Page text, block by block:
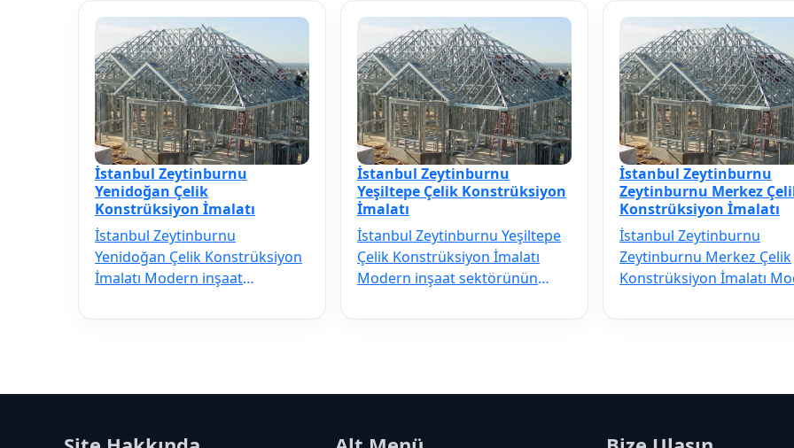
İstanbul Zeytinburnu
Yenidoğan Çelik
Konstrüksiyon İmalatı
İstanbul Zeytinburnu
Yenidoğan Çelik Konstrüksiyon
İmalatı Modern inşaat
İstanbul Zeytinbur…
İstanbul Zeytinburnu
Yeşiltepe Çelik Konstrüksiyon
İmalatı
İstanbul Zeytinburnu Yeşiltepe
Çelik Konstrüksiyon İmalatı
Modern inşaat sektörünün
Zeytinbur…
İstanbul Zeytinburnu
Zeytinburnu Merkez
Konstrüksiyon İmalatı
İstanbul Zeytinburnu
Zeytinburnu Merkez Çelik
Konstrüksiyon İmalatı
olan İstanbul …